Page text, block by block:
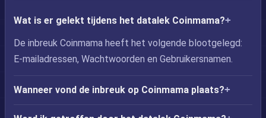
Wat is er gelekt tijdens het datalek Coinmama?
De inbreuk Coinmama heeft het volgende blootgelegd:
E-mailadressen, Wachtwoorden en Gebruikersnamen.
Wanneer vond de inbreuk op Coinmama plaats?